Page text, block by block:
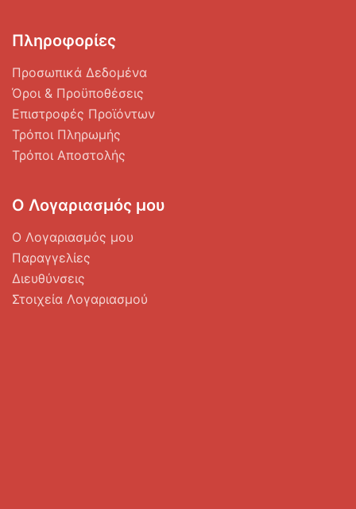
Πληροφορίες
Προσωπικά Δεδομένα
Όροι & Προϋποθέσεις
Επιστροφές Προϊόντων
Τρόποι Πληρωμής
Τρόποι Αποστολής
Ο Λογαριασμός μου
Ο Λογαριασμός μου
Παραγγελίες
Διευθύνσεις
Στοιχεία Λογαριασμού